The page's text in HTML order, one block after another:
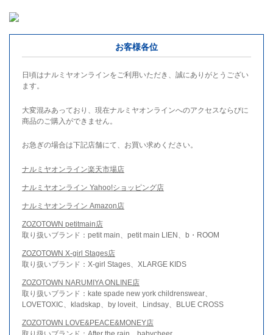
お客様各位
日頃はナルミヤオンラインをご利用いただき、誠にありがとうござい
ます。
大変混みあっており、現在ナルミヤオンラインへのアクセスならびに
商品のご購入ができません。
お急ぎの場合は下記店舗にて、お買い求めください。
ナルミヤオンライン楽天市場店
ナルミヤオンライン Yahoo!ショッピング店
ナルミヤオンライン Amazon店
ZOZOTOWN petitmain店
取り扱いブランド：petit main、petit main LIEN、b・ROOM
ZOZOTOWN X-girl Stages店
取り扱いブランド：X-girl Stages、XLARGE KIDS
ZOZOTOWN NARUMIYA ONLINE店
取り扱いブランド：kate spade new york childrenswear、
LOVETOXIC、kladskap、by loveit、Lindsay、BLUE CROSS
ZOZOTOWN LOVE&PEACE&MONEY店